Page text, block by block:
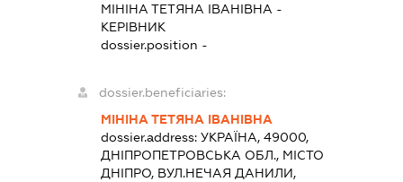
МІНІНА ТЕТЯНА ІВАНІВНА -
КЕРІВНИК
dossier.position -
dossier.beneficiaries:
МІНІНА ТЕТЯНА ІВАНІВНА
dossier.address: УКРАЇНА, 49000,
ДНІПРОПЕТРОВСЬКА ОБЛ., МІСТО
ДНІПРО, ВУЛ.НЕЧАЯ ДАНИЛИ,